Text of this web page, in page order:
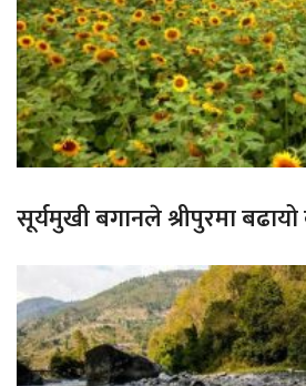
सूर्यमुखी बगानले श्रीपुरमा